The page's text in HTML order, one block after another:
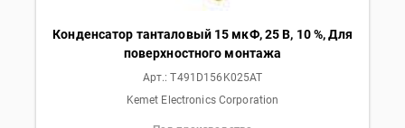
Конденсатор танталовый 15 мкФ, 25 В, 10 %, Для
поверхностного монтажа
Арт.:T491D156K025AT
Kemet Electronics Corporation